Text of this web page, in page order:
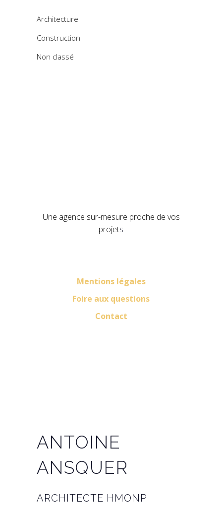
Architecture
Construction
Non classé
Une agence sur-mesure proche de vos
projets
Mentions légales
Foire aux questions
Contact
ANTOINE
ANSQUER
ARCHITECTE HMONP